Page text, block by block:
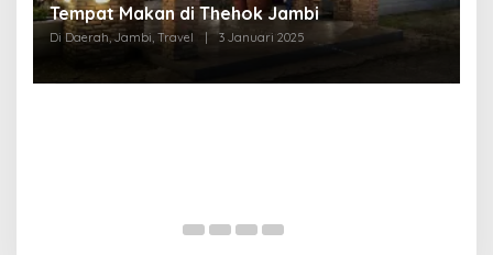
Tempat Makan di Thehok Jambi
Di Daerah, Jambi, Travel | 3 Januari 2025